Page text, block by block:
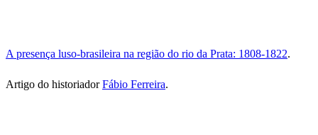
A presença luso-brasileira na região do rio da Prata: 1808-1822.
Artigo do historiadorFábio Ferreira.